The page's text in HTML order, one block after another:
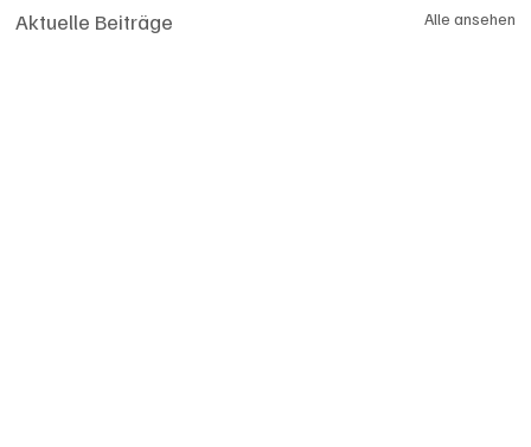
Aktuelle Beiträge Alle ansehen